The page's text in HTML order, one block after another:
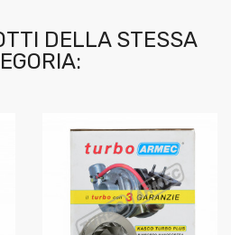
DELLA STESSA